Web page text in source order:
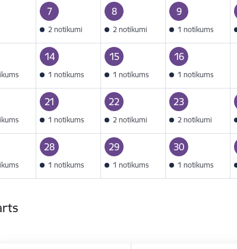
7
2 notikumi
8
2 notikumi
9
1 notikums
14
1 notikums
15
1 notikums
16
1 notikums
21
1 notikums
22
2 notikumi
23
2 notikumi
28
1 notikums
29
1 notikums
30
1 notikums